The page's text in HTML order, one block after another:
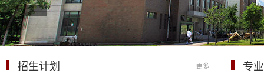
更多+
招生计划 专